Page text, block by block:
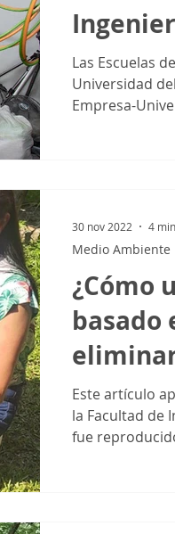
Las Escuelas
Universidad
Empresa-
¿Cómo
basado
Este artículo
la Facultad de
fue
Medio Ambiente
30 nov 2022 4